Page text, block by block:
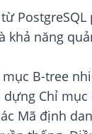
khả năng
B-tree
Chỉ
Mã định